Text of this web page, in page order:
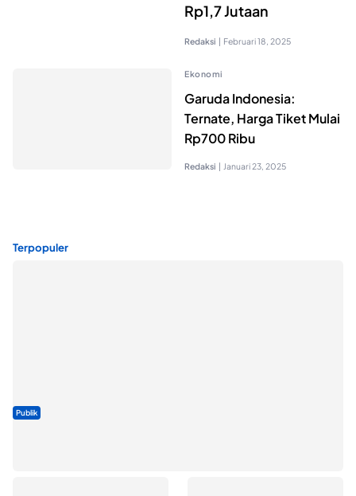
Rp1,7 Jutaan
Redaksi | Februari 18, 2025
Ekonomi
Garuda Indonesia:
Ternate, Harga Tiket Mulai
Rp700 Ribu
Redaksi | Januari 23, 2025
Terpopuler
Publik